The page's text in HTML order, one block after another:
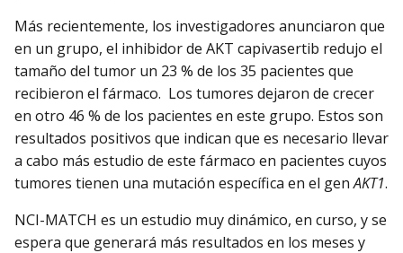
Más recientemente, los investigadores anunciaron que
en un grupo, el inhibidor de AKT capivasertib redujo el
tamaño del tumor un 23 % de los 35 pacientes que
recibieron el fármaco. Los tumores dejaron de crecer
en otro 46 % de los pacientes en este grupo. Estos son
resultados positivos que indican que es necesario llevar
a cabo más estudio de este fármaco en pacientes cuyos
tumores tienen una mutación específica en el genAKT1.
NCI-MATCH es un estudio muy dinámico, en curso, y se
espera que generará más resultados en los meses y